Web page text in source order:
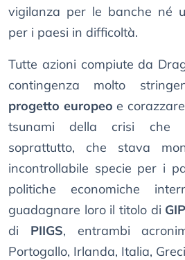
vigilanza per le banche né
per i paesi in difficoltà.
Tutte azioni compiute da
contingenza molto
progetto europeoe
tsunami della crisi che
soprattutto, che stava
incontrollabile specie per i
politiche economiche
guadagnare loro il titolo di
di PIIGS, entrambi
Portogallo, Irlanda, Italia,